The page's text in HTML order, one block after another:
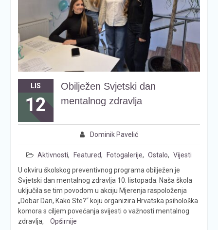
LIS
12
Obilježen Svjetski dan
mentalnog zdravlja
Dominik Pavelić
Aktivnosti, Featured, Fotogalerije, Ostalo, Vijesti
U okviru školskog preventivnog programa obilježen je
Svjetski dan mentalnog zdravlja 10. listopada. Naša škola
uključila se tim povodom u akciju Mjerenja raspoloženja
„Dobar Dan, Kako Ste?“ koju organizira Hrvatska psihološka
komora s ciljem povećanja svijesti o važnosti mentalnog
zdravlja,
Opširnije